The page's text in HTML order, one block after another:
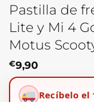
Pastilla de
Lite y Mi 4
Motus
€9,90
Recíbelo el